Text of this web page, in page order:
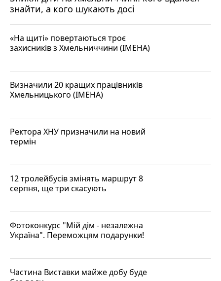
знайти, а кого шукають досі
«На щиті» повертаються троє
захисників з Хмельниччини (ІМЕНА)
Визначили 20 кращих працівників
Хмельницького (ІМЕНА)
Ректора ХНУ призначили на новий
термін
12 тролейбусів змінять маршрут 8
серпня, ще три скасують
Фотоконкурс "Мій дім - незалежна
Україна". Переможцям подарунки!
Частина Виставки майже добу буде